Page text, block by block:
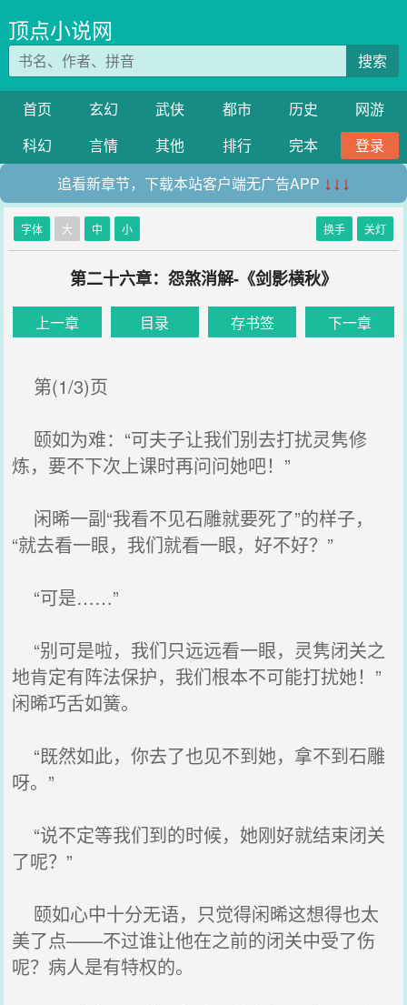
顶点小说网
搜索
首页 玄幻 武侠 都市 历史
网游
科幻
言情 其他 排行 完本
登录
追看新章节，下载本站客户端无广告APP ↓↓↓
字体 大 中 小 换手 关灯
第二十六章：怨煞消解-《剑影横秋》
上一章 目录 存书签 下一章
第(1/3)页
颐如为难：“可夫子让我们别去打扰灵隽修
炼，要不下次上课时再问问她吧！”
闲晞一副“我看不见石雕就要死了”的样子，
“就去看一眼，我们就看一眼，好不好？”
“可是……”
“别可是啦，我们只远远看一眼，灵隽闭关之
地肯定有阵法保护，我们根本不可能打扰她！”
闲晞巧舌如簧。
“既然如此，你去了也见不到她，拿不到石雕
呀。”
“说不定等我们到的时候，她刚好就结束闭关
了呢？”
颐如心中十分无语，只觉得闲晞这想得也太
美了点——不过谁让他在之前的闭关中受了伤
呢？病人是有特权的。